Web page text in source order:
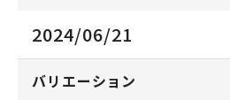
2024/06/21
バリエーション